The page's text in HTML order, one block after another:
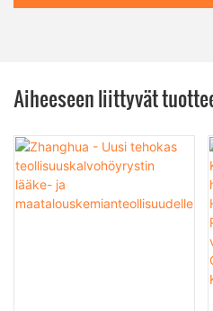
Aiheeseen liittyvät